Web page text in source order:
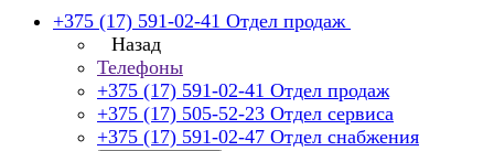
+375 (17) 591-02-41 Отдел продаж
Назад
Телефоны
+375 (17) 591-02-41 Отдел продаж
+375 (17) 505-52-23 Отдел сервиса
+375 (17) 591-02-47 Отдел снабжения